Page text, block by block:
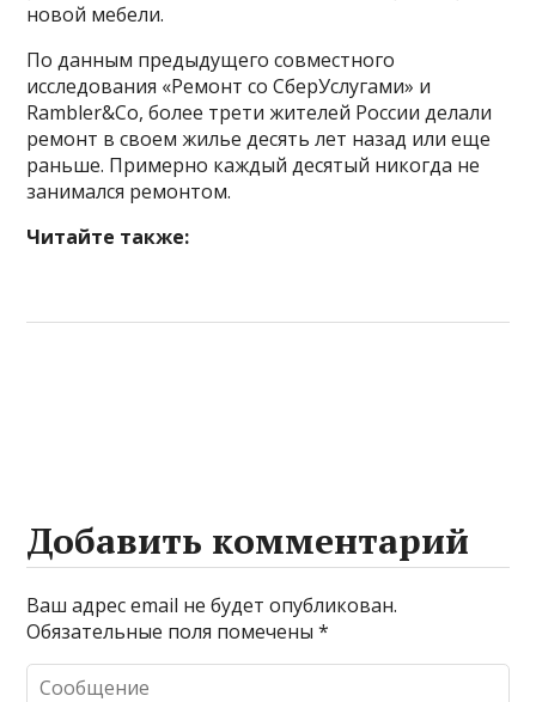
новой мебели.
По данным предыдущего совместного
исследования «Ремонт со СберУслугами» и
Rambler&Co, более трети жителей России делали
ремонт в своем жилье десять лет назад или еще
раньше. Примерно каждый десятый никогда не
занимался ремонтом.
Читайте также:
Добавить комментарий
Ваш адрес email не будет опубликован.
Обязательные поля помечены*